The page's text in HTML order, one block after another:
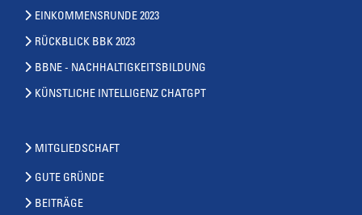
EINKOMMENSRUNDE 2023
RÜCKBLICK BBK 2023
BBNE - NACHHALTIGKEITSBILDUNG
KÜNSTLICHE INTELLIGENZ CHATGPT
MITGLIEDSCHAFT
GUTE GRÜNDE
BEITRÄGE